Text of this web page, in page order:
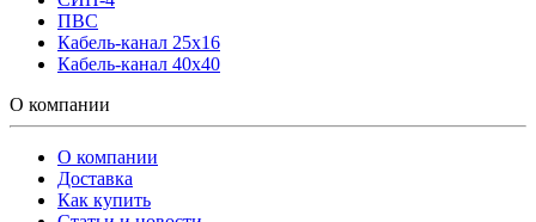
ПВС
Кабель-канал 25х16
Кабель-канал 40х40
О компании
О компании
Доставка
Как купить